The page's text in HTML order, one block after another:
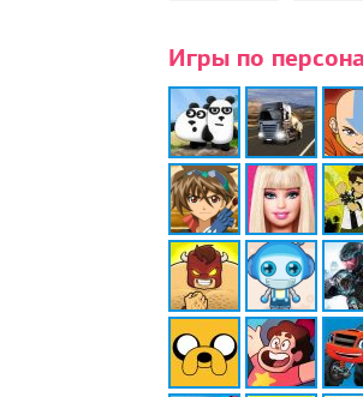
Игры по